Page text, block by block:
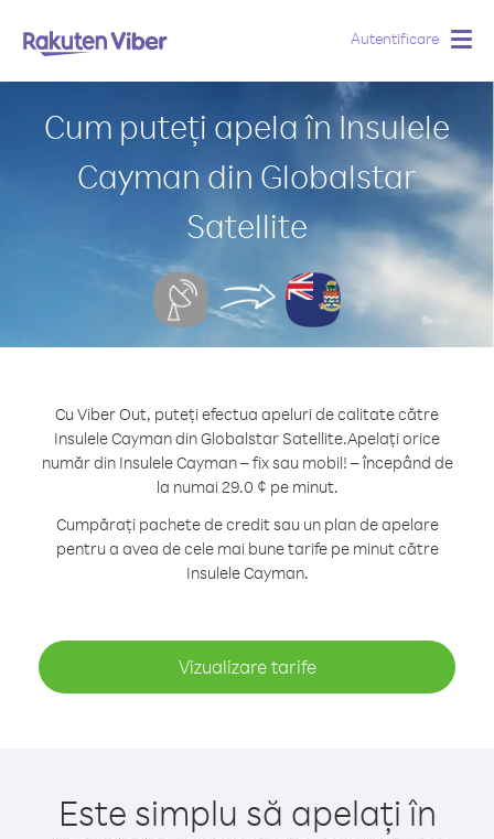
Autentificare
Cum puteți apela în Insulele
Cayman din Globalstar
Satellite
Cu Viber Out, puteți efectua apeluri de calitate către
Insulele Cayman din Globalstar Satellite.Apelați orice
număr din Insulele Cayman – fix sau mobil! – începând de
la numai 29.0 ¢ pe minut.
Cumpărați pachete de credit sau un plan de apelare
pentru a avea de cele mai bune tarife pe minut către
Insulele Cayman.
Vizualizare tarife
Este simplu să apelați în